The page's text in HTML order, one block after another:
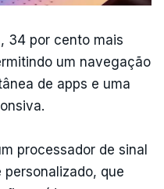
34 por cento mais
um navegação
de apps e uma
processador de sinal
personalizado, que